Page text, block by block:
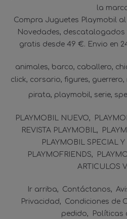
la
Compra Juguetes Playmobil
Novedades, descatalogados
gratis desde 49 €. Envio en
animales barco caballero
click corsario figures guerrero
pirata playmobil serie
PLAYMOBIL NUEVO
REVISTA PLAYMOBIL
PLAYMOBIL SPECIAL
PLAYMOFRIENDS
ARTICULOS
Ir arriba Contáctanos
Privacidad
Condiciones de
pedido
Políticas